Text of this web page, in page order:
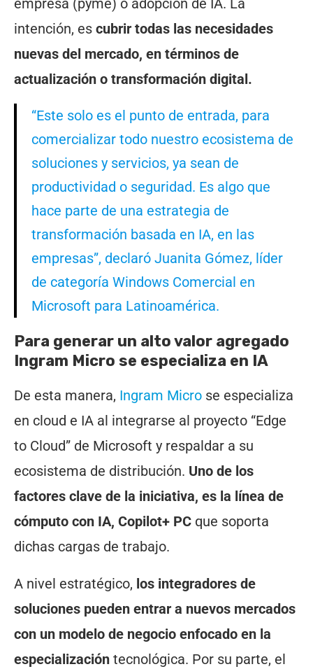
empresa (pyme) o adopción de IA. La
intención, es cubrir todas las necesidades
nuevas del mercado, en términos de
actualización o transformación digital.
“Este solo es el punto de entrada, para
comercializar todo nuestro ecosistema de
soluciones y servicios, ya sean de
productividad o seguridad. Es algo que
hace parte de una estrategia de
transformación basada en IA, en las
empresas”, declaró Juanita Gómez, líder
de categoría Windows Comercial en
Microsoft para Latinoamérica.
Para generar un alto valor agregado
Ingram Micro se especializa en IA
De esta manera, Ingram Micro se especializa
en cloud e IA al integrarse al proyecto “Edge
to Cloud” de Microsoft y respaldar a su
ecosistema de distribución. Uno de los
factores clave de la iniciativa, es la línea de
cómputo con IA, Copilot+ PC que soporta
dichas cargas de trabajo.
A nivel estratégico, los integradores de
soluciones pueden entrar a nuevos mercados
con un modelo de negocio enfocado en la
especialización tecnológica. Por su parte, el